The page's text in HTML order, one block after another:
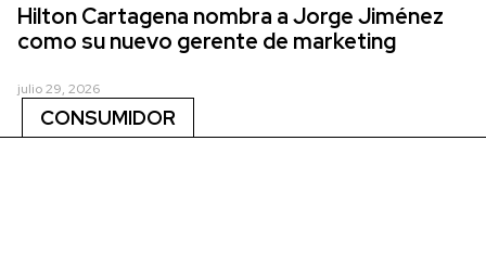
Hilton Cartagena nombra a Jorge Jiménez
como su nuevo gerente de marketing
julio 29, 2026
CONSUMIDOR